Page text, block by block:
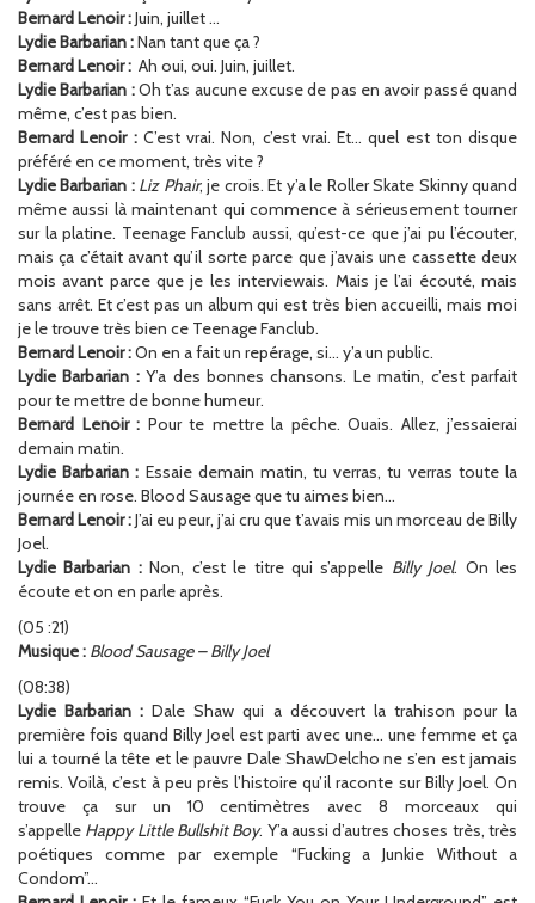
Bernard Lenoir :Juin, juillet …
Lydie Barbarian :Nan tant que ça ?
Bernard Lenoir : Ah oui, oui. Juin, juillet.
Lydie Barbarian :Oh t’as aucune excuse de pas en avoir passé quand
même, c’est pas bien.
Bernard Lenoir :C’est vrai. Non, c’est vrai. Et… quel est ton disque
préféré en ce moment, très vite ?
Lydie Barbarian : Liz Phair, je crois. Et y’a le Roller Skate Skinny quand
même aussi là maintenant qui commence à sérieusement tourner
sur la platine. Teenage Fanclub aussi, qu’est-ce que j’ai pu l’écouter,
mais ça c’était avant qu’il sorte parce que j’avais une cassette deux
mois avant parce que je les interviewais. Mais je l’ai écouté, mais
sans arrêt. Et c’est pas un album qui est très bien accueilli, mais moi
je le trouve très bien ce Teenage Fanclub.
Bernard Lenoir :On en a fait un repérage, si… y’a un public.
Lydie Barbarian :Y’a des bonnes chansons. Le matin, c’est parfait
pour te mettre de bonne humeur.
Bernard Lenoir : Pour te mettre la pêche. Ouais. Allez, j’essaierai
demain matin.
Lydie Barbarian : Essaie demain matin, tu verras, tu verras toute la
journée en rose. Blood Sausage que tu aimes bien…
Bernard Lenoir :J’ai eu peur, j’ai cru que t’avais mis un morceau de Billy
Joel.
Lydie Barbarian :Non, c’est le titre qui s’appelle Billy Joel. On les
écoute et on en parle après.
(05 :21)
Musique : Blood Sausage – Billy Joel
(08:38)
Lydie Barbarian : Dale Shaw qui a découvert la trahison pour la
première fois quand Billy Joel est parti avec une… une femme et ça
lui a tourné la tête et le pauvre Dale ShawDelcho ne s’en est jamais
remis. Voilà, c’est à peu près l’histoire qu’il raconte sur Billy Joel. On
trouve ça sur un 10 centimètres avec 8 morceaux qui
s’appelle Happy Little Bullshit Boy. Y’a aussi d’autres choses très, très
poétiques comme par exemple “Fucking a Junkie Without a
Condom”…